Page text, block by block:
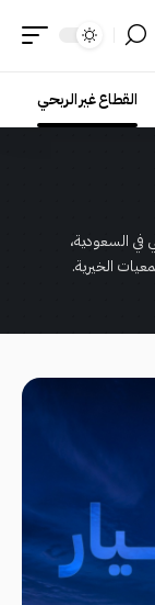
القطاع غير الربحي
في السعودية،
الخيرية.